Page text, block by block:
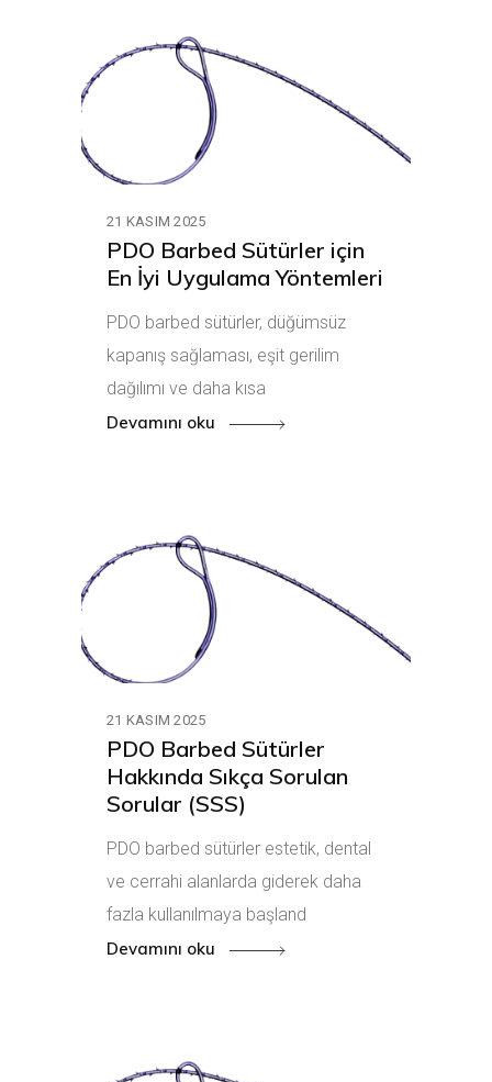
21 KASIM 2025
PDO Barbed Sütürler için
En İyi Uygulama Yöntemleri
PDO barbed sütürler, düğümsüz
kapanış sağlaması, eşit gerilim
dağılımı ve daha kısa
Devamını oku
21 KASIM 2025
PDO Barbed Sütürler
Hakkında Sıkça Sorulan
Sorular (SSS)
PDO barbed sütürler estetik, dental
ve cerrahi alanlarda giderek daha
fazla kullanılmaya başland
Devamını oku